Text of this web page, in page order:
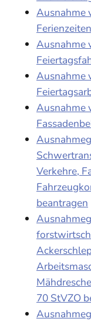
Ausnahme
Ausnahme
Ausnahme
Ausnahme
Verkehre,
beantragen
70 StVZO